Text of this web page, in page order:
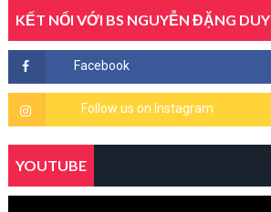
KẾT NỐI VỚI BS NGUYỄN ĐẶNG DUY
YOUTUBE